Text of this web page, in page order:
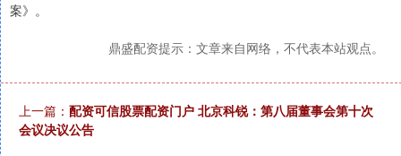
案》。
鼎盛配资提示：文章来自网络，不代表本站观点。
上一篇： 配资可信股票配资门户 北京科锐：第八届董事会第十次
会议决议公告